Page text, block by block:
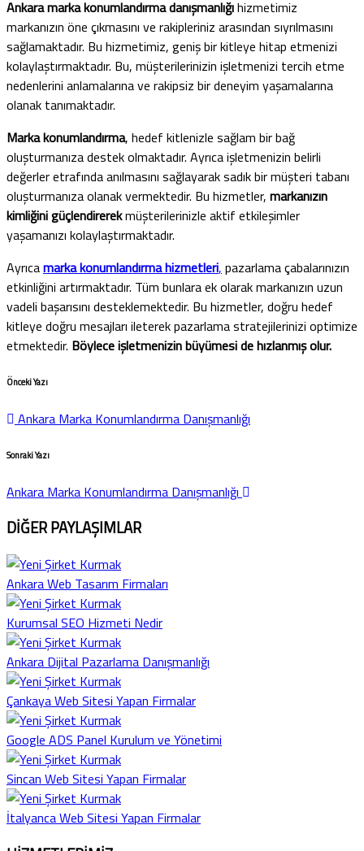
Ankara marka konumlandırma danışmanlığıhizmetimiz
markanızın öne çıkmasını ve rakipleriniz arasından sıyrılmasını
sağlamaktadır. Bu hizmetimiz, geniş bir kitleye hitap etmenizi
kolaylaştırmaktadır. Bu, müşterilerinizin işletmenizi tercih etme
nedenlerini anlamalarına ve rakipsiz bir deneyim yaşamalarına
olanak tanımaktadır.
Marka konumlandırma, hedef kitlenizle sağlam bir bağ
oluşturmanıza destek olmaktadır. Ayrıca işletmenizin belirli
değerler etrafında anılmasını sağlayarak sadık bir müşteri tabanı
oluşturmanıza olanak vermektedir. Bu hizmetler, markanızın
kimliğini güçlendirerekmüşterilerinizle aktif etkileşimler
yaşamanızı kolaylaştırmaktadır.
Ayrıcamarka konumlandırma hizmetleri, pazarlama çabalarınızın
etkinliğini artırmaktadır. Tüm bunlara ek olarak markanızın uzun
vadeli başarısını desteklemektedir. Bu hizmetler, doğru hedef
kitleye doğru mesajları ileterek pazarlama stratejilerinizi optimize
etmektedir. Böylece işletmenizin büyümesi de hızlanmış olur.
Önceki Yazı
Ankara Marka Konumlandırma Danışmanlığı
Sonraki Yazı
Ankara Marka Konumlandırma Danışmanlığı
DİĞER PAYLAŞIMLAR
Ankara Web Tasarım Firmaları
Kurumsal SEO Hizmeti Nedir
Ankara Dijital Pazarlama Danışmanlığı
Çankaya Web Sitesi Yapan Firmalar
Google ADS Panel Kurulum ve Yönetimi
Sincan Web Sitesi Yapan Firmalar
İtalyanca Web Sitesi Yapan Firmalar